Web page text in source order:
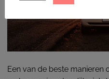
Een van de beste manieren